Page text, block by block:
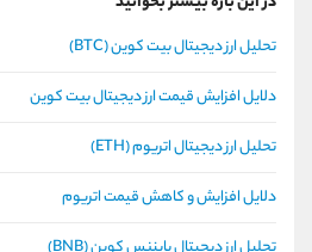
تحلیل ارز دیجیتال بیت کوین (BTC)
دلایل افزایش قیمت ارز دیجیتال بیت کوین
تحلیل ارز دیجیتال اتریوم (ETH)
دلایل افزایش و کاهش قیمت اتریوم